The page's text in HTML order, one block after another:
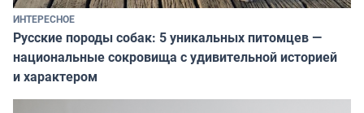
ИНТЕРЕСНОЕ
Русские породы собак: 5 уникальных питомцев —
национальные сокровища с удивительной историей
и характером